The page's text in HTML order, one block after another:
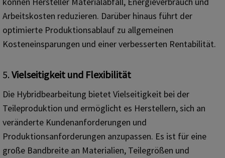
Arbeitskosten reduzieren. Darüber hinaus führt der
optimierte Produktionsablauf zu allgemeinen
Kosteneinsparungen und einer verbesserten Rentabilität.
5. Vielseitigkeit und Flexibilität
Die Hybridbearbeitung bietet Vielseitigkeit bei der
Teileproduktion und ermöglicht es Herstellern, sich an
veränderte Kundenanforderungen und
Produktionsanforderungen anzupassen. Es ist für eine
große Bandbreite an Materialien, Teilegrößen und